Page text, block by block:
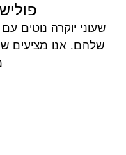
שעוני יוקרה נוטים
שלהם. אנו מציעים